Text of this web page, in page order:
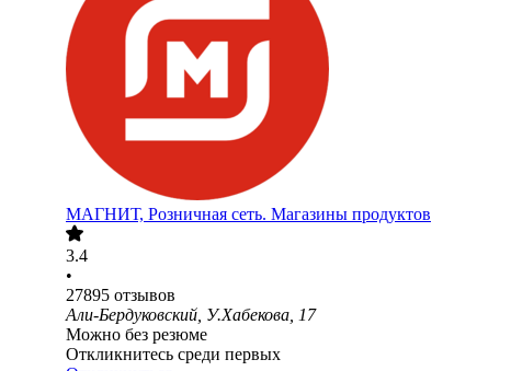
МАГНИТ, Розничная сеть. Магазины продуктов
3.4
•
27895 отзывов
Али-Бердуковский, У.Хабекова, 17
Можно без резюме
Откликнитесь среди первых